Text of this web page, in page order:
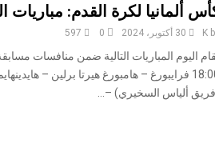
ألمانيا لكرة القدم: مباريات
K 30 أكتوبر، 2024 0
597
اليوم المباريات التالية ضمن منافسات
18:00 فرايبورغ – هامبورغ هيرتا برلين –
ألياس السخيري) –...